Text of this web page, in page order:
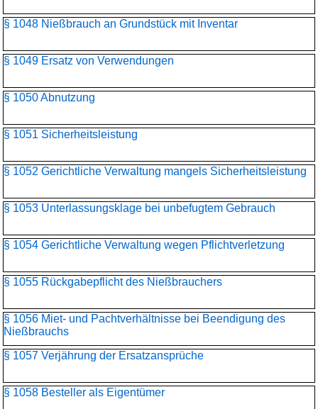
§ 1048 Nießbrauch an Grundstück mit Inventar
§ 1049 Ersatz von Verwendungen
§ 1050 Abnutzung
§ 1051 Sicherheitsleistung
§ 1052 Gerichtliche Verwaltung mangels Sicherheitsleistung
§ 1053 Unterlassungsklage bei unbefugtem Gebrauch
§ 1054 Gerichtliche Verwaltung wegen Pflichtverletzung
§ 1055 Rückgabepflicht des Nießbrauchers
§ 1056 Miet- und Pachtverhältnisse bei Beendigung des
Nießbrauchs
§ 1057 Verjährung der Ersatzansprüche
§ 1058 Besteller als Eigentümer